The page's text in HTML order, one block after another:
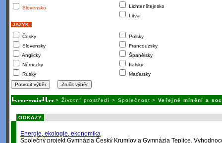
Slovensko
Lichtenštejnsko
Litva
JAZYK :
Česky
Slovensky
Anglicky
Německy
Rusky
Polsky
Francouzsky
Španělsky
Italsky
Maďarsky
> Životní prostředí > Společnost >Veřejné mínění a
ODKAZY
Energie, ekologie, ekonomika
Společný projekt Gymnázia Český Krumlov a Gymnázia Teplice.